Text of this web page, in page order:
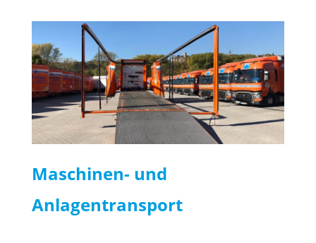
Maschinen- und
Anlagentransport